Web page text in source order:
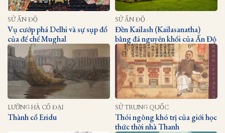
SỬ ẤN ĐỘ
Vụ cướp phá Delhi và sự sụp đổ
của đế chế Mughal
SỬ ẤN ĐỘ
Đền Kailash (Kailasanatha)
bằng đá nguyên khối của Ấn Độ
LƯỠNG HÀ CỔ ĐẠI
Thành cổ Eridu
SỬ TRUNG QUỐC
Thói ngông khó trị của giới học
thức thời nhà Thanh